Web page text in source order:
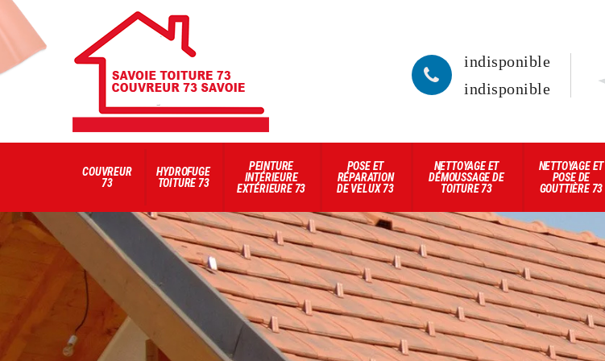
indisponible
indisponible
COUVREUR
73
HYDROFUGE
TOITURE 73
PEINTURE
INTÉRIEURE
EXTÉRIEURE 73
POSE ET
RÉPARATION
DE VELUX 73
NETTOYAGE ET
DÉMOUSSAGE DE
TOITURE 73
NETTOYAGE ET
POSE DE
GOUTTIÈRE 73